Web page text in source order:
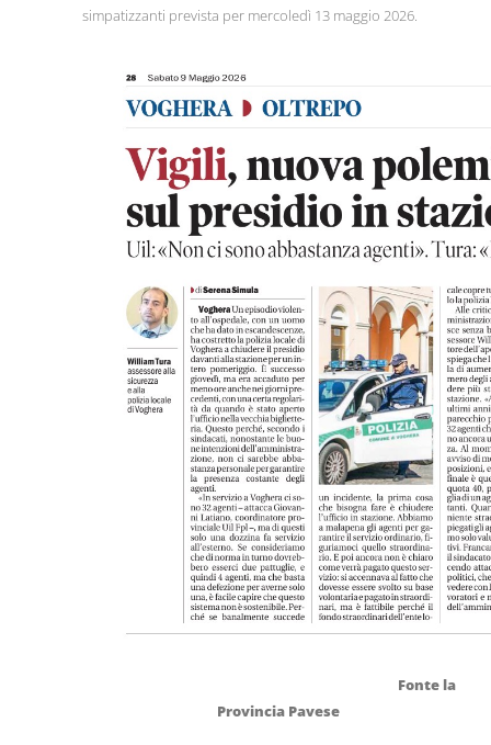
simpatizzanti prevista per mercoledì 13 maggio 2026.
Fonte la
Provincia Pavese